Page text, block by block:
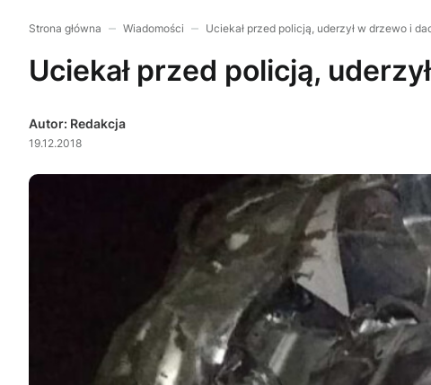
Strona główna Wiadomości Uciekał przed policją, uderzył w drzewo i
Uciekał przed policją,
Autor: Redakcja
19.12.2018